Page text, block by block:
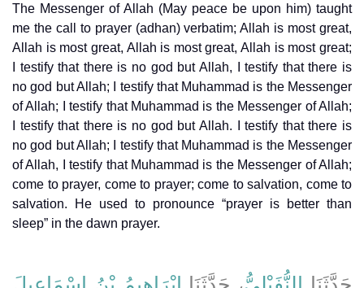
The Messenger of Allah (May peace be upon him) taught
me the call to prayer (adhan) verbatim; Allah is most great,
Allah is most great, Allah is most great, Allah is most great;
I testify that there is no god but Allah, I testify that there is
no god but Allah; I testify that Muhammad is the Messenger
of Allah; I testify that Muhammad is the Messenger of Allah;
I testify that there is no god but Allah. I testify that there is
no god but Allah; I testify that Muhammad is the Messenger
of Allah, I testify that Muhammad is the Messenger of Allah;
come to prayer, come to prayer; come to salvation, come to
salvation. He used to pronounce “prayer is better than
sleep” in the dawn prayer.